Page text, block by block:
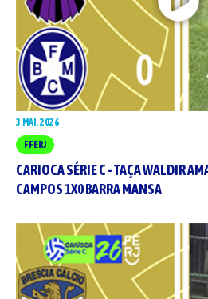
3 MAI. 2026
FFERJ
CARIOCA SÉRIE C - TAÇA WALDIR
CAMPOS 1X0 BARRA MANSA